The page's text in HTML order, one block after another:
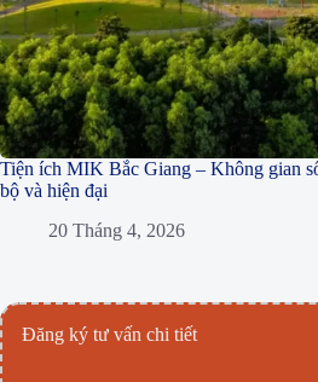
Tiện ích MIK Bắc Giang – Không gian
bộ và hiện đại
20 Tháng 4, 2026
Đăng ký tư vấn chi tiết